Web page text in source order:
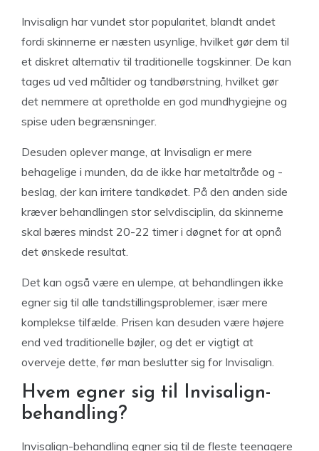
Invisalign har vundet stor popularitet, blandt andet
fordi skinnerne er næsten usynlige, hvilket gør dem til
et diskret alternativ til traditionelle togskinner. De kan
tages ud ved måltider og tandbørstning, hvilket gør
det nemmere at opretholde en god mundhygiejne og
spise uden begrænsninger.
Desuden oplever mange, at Invisalign er mere
behagelige i munden, da de ikke har metaltråde og -
beslag, der kan irritere tandkødet. På den anden side
kræver behandlingen stor selvdisciplin, da skinnerne
skal bæres mindst 20-22 timer i døgnet for at opnå
det ønskede resultat.
Det kan også være en ulempe, at behandlingen ikke
egner sig til alle tandstillingsproblemer, især mere
komplekse tilfælde. Prisen kan desuden være højere
end ved traditionelle bøjler, og det er vigtigt at
overveje dette, før man beslutter sig for Invisalign.
Hvem egner sig til Invisalign-
behandling?
Invisalign-behandling egner sig til de fleste teenagere